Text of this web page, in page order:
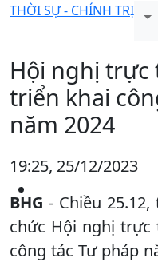
THỜI SỰ - CHÍNH TRỊ
Hội nghị trực
triển khai
năm 2024
19:25, 25/12/2023
BHG - Chiều
chức Hội nghị trực
công tác Tư pháp